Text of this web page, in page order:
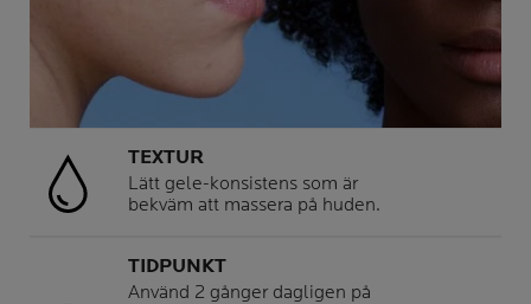
TEXTUR
Lätt gele-konsistens som är
bekväm att massera på huden.
TIDPUNKT
Använd 2 gånger dagligen på